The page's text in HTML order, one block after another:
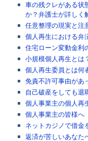
車の残クレがある状
か？弁護士が詳しく
任意整理の現実と注
個人再生における弁
住宅ローン変動金利
小規模個人再生とは
個人再生委員とは何
免責不許可事由があ
自己破産をしても退
個人事業主の個人再
個人事業主の皆様
ネットカジノで借金
返済が苦しいあなた